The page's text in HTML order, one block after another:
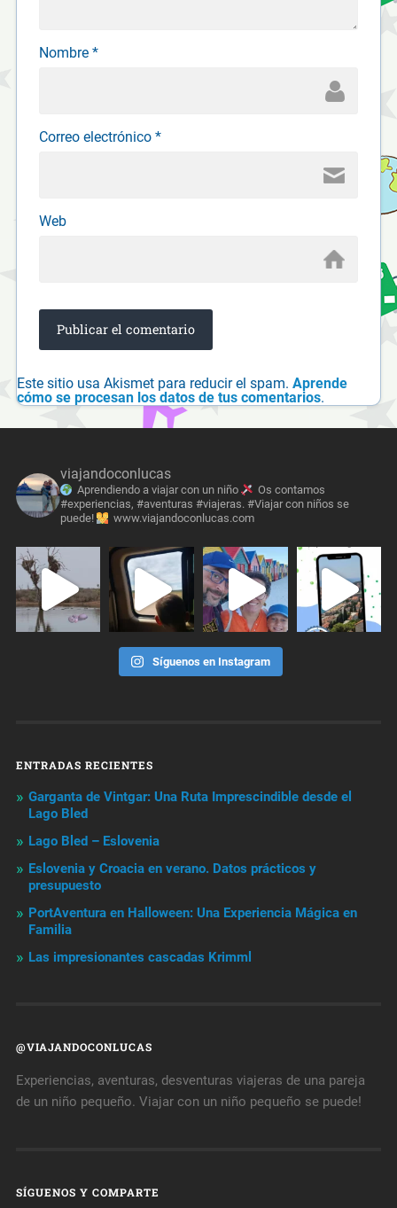
Nombre *
Correo electrónico *
Web
Este sitio usa Akismet para reducir el spam. Aprende
cómo se procesan los datos de tus comentarios.
viajandoconlucas
Aprendiendo a viajar con un niño
Os contamos
#experiencias, #aventuras #viajeras. #Viajar con niños se
puede!
www.viajandoconlucas.com
Síguenos en Instagram
ENTRADAS RECIENTES
Garganta de Vintgar: Una Ruta Imprescindible desde el
Lago Bled
Lago Bled – Eslovenia
Eslovenia y Croacia en verano. Datos prácticos y
presupuesto
PortAventura en Halloween: Una Experiencia Mágica en
Familia
Las impresionantes cascadas Krimml
@VIAJANDOCONLUCAS
Experiencias, aventuras, desventuras viajeras de una pareja
de un niño pequeño. Viajar con un niño pequeño se puede!
SÍGUENOS Y COMPARTE